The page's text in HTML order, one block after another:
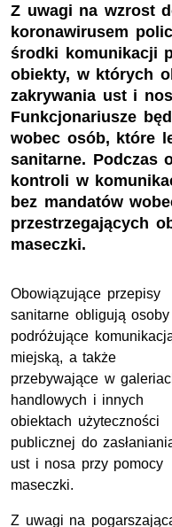
Z uwagi na wzrost
koronawirusem
środki komunikacji
obiekty, w których
zakrywania ust i
Funkcjonariusze
wobec osób, które
sanitarne. Podczas
kontroli w
bez mandatów
przestrzegających
maseczki.
Obowiązujące przepisy
sanitarne obligują osoby
podróżujące
miejską, a także
przebywające w
handlowych i innych
obiektach użyteczności
publicznej do
ust i nosa przy pomocy
maseczki.
Z uwagi na